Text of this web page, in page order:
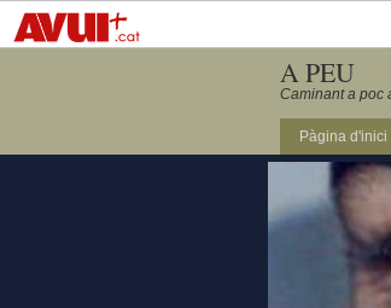
A PEU
Caminant a poc
Pàgina d'inici